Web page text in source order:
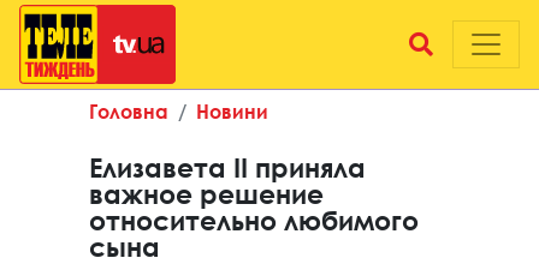
Головна Новини
Елизавета II приняла
важное решение
относительно любимого
сына